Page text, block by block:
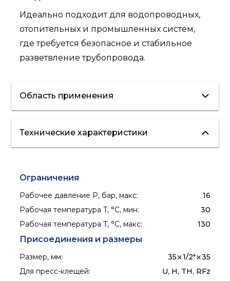
Идеально подходит для водопроводных,
отопительных и промышленных систем,
где требуется безопасное и стабильное
разветвление трубопровода.
Область применения
отопление
холодное
водоснабжение
Технические характеристики
Ограничения
Рабочее давление P, бар, макс:
16
Рабочая температура T, °C, мин:
30
Рабочая температура T, °C, макс: 130
Присоединения и размеры
Размер, мм:
35⨯1/2"⨯35
Для пресс-клещей: U, H, TH, RFz